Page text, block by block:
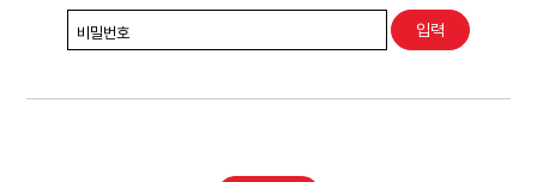
비밀번호
권리찾기수첩 검색
찾아보기